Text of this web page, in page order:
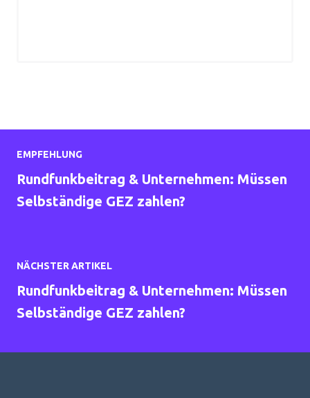
EMPFEHLUNG
Rundfunkbeitrag & Unternehmen: Müssen
Selbständige GEZ zahlen?
NÄCHSTER ARTIKEL
Rundfunkbeitrag & Unternehmen: Müssen
Selbständige GEZ zahlen?